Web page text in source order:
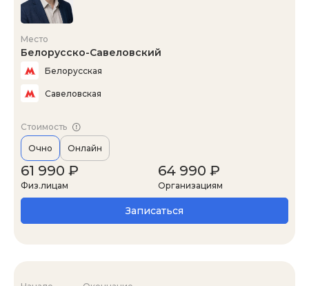
Место
Белорусско-Савеловский
Белорусская
Савеловская
Стоимость
Очно Онлайн
61 990 ₽
Физ.лицам
64 990 ₽
Организациям
Записаться